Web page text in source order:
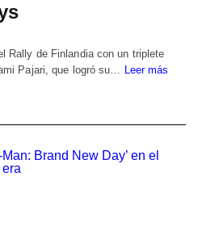
Rally de Finlandia con un triplete
Pajari, que logró su… Leer más